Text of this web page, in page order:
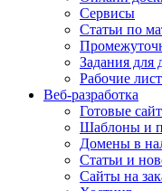
Сервисы
Статьи по
Задания для
Рабочие
Веб-разработка
Готовые
Шаблоны и
Домены в
Статьи и
Сайты на